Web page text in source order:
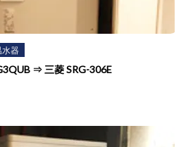
水器
⇒ 三菱 SRG-306E